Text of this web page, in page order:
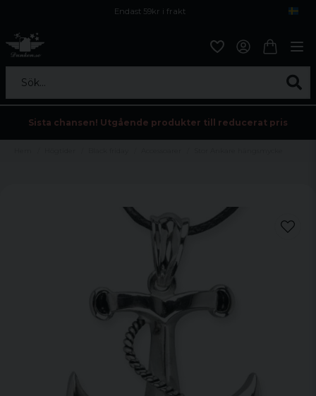
Endast 59kr i frakt
Sök...
Sista chansen! Utgående produkter till reducerat pris